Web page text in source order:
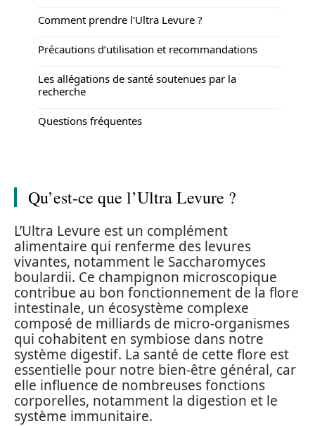
Comment prendre l’Ultra Levure ?
Précautions d’utilisation et recommandations
Les allégations de santé soutenues par la
recherche
Questions fréquentes
Qu’est-ce que l’Ultra Levure ?
L’Ultra Levure est un complément
alimentaire qui renferme des levures
vivantes, notamment le Saccharomyces
boulardii. Ce champignon microscopique
contribue au bon fonctionnement de la flore
intestinale, un écosystème complexe
composé de milliards de micro-organismes
qui cohabitent en symbiose dans notre
système digestif. La santé de cette flore est
essentielle pour notre bien-être général, car
elle influence de nombreuses fonctions
corporelles, notamment la digestion et le
système immunitaire.